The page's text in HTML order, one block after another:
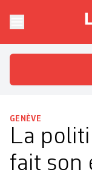
Le
GENÈVE
La
fait son